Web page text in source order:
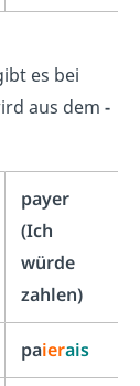
es bei
aus dem -
payer
(Ich
würde
zahlen)
paierais